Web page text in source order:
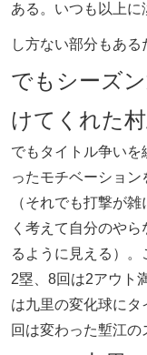
ある。いつも以上
し方ない部分もある
でもシーズ
けてくれた
でもタイトル争い
ったモチベーショ
（それでも打撃が
く考えて自分のや
るように見える）。
2塁、8回は2アウト
は九里の変化球に
回は変わった塹江